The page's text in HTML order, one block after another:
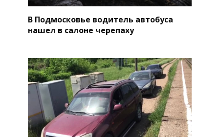
В Подмосковье водитель автобуса
нашел в салоне черепаху